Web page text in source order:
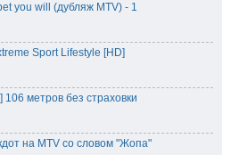
you will (дубляж MTV) - 1
Sport Lifestyle [HD]
106 метров без страховки
на MTV со словом "Жопа"